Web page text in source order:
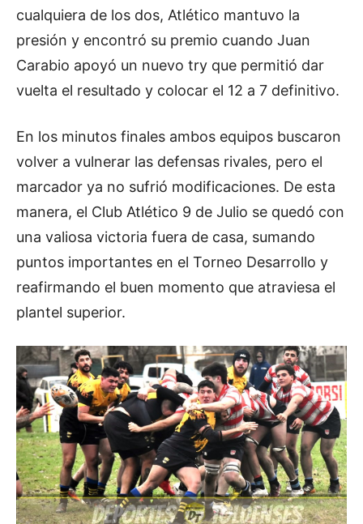
cualquiera de los dos, Atlético mantuvo la
presión y encontró su premio cuando Juan
Carabio apoyó un nuevo try que permitió dar
vuelta el resultado y colocar el 12 a 7 definitivo.
En los minutos finales ambos equipos buscaron
volver a vulnerar las defensas rivales, pero el
marcador ya no sufrió modificaciones. De esta
manera, el Club Atlético 9 de Julio se quedó con
una valiosa victoria fuera de casa, sumando
puntos importantes en el Torneo Desarrollo y
reafirmando el buen momento que atraviesa el
plantel superior.